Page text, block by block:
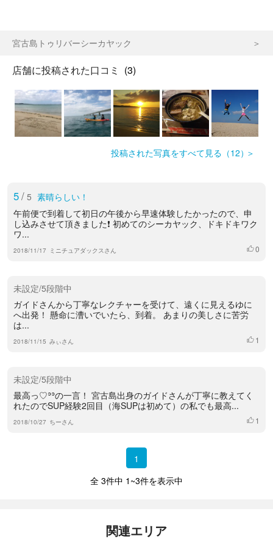
宮古島トゥリバーシーカヤック
店舗に投稿された口コミ (3)
投稿された写真をすべて見る（12）
5/ 5 素晴らしい！
午前便で到着して初日の午後から早速体験したかったので、申
し込みさせて頂きました❗️ 初めてのシーカヤック、ドキドキワク
ワ...
2018/11/17 ミニチュアダックスさん いいね
0
未設定/5段階中
ガイドさんから丁寧なレクチャーを受けて、遠くに見えるゆに
へ出発！ 懸命に漕いでいたら、到着。 あまりの美しさに苦労
は...
2018/11/15 みぃさん いいね
1
未設定/5段階中
最高っ♡︎ʾʾの一言！ 宮古島出身のガイドさんが丁寧に教えてく
れたのでSUP経験2回目（海SUPは初めて）の私でも最高...
2018/10/27 ちーさん いいね
1
1
全 3件中 1~3件を表示中
関連エリア